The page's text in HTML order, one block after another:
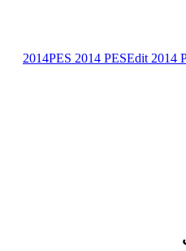
PES 2014 PESEdit